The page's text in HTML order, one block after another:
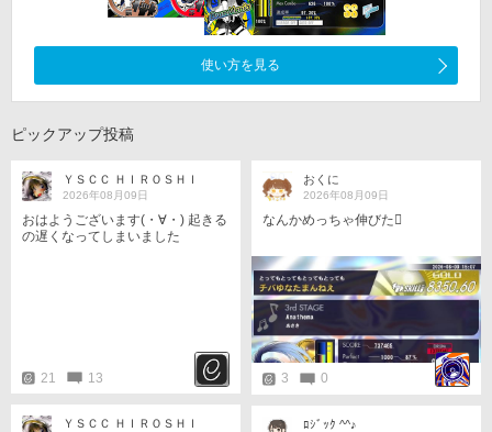
使い方を見る
ピックアップ投稿
ＹＳＣＣ ＨＩＲＯＳＨＩ
2026年08月09日
おはようございます(・∀・) 起きる
の遅くなってしまいました
21 13
おくに
2026年08月09日
なんかめっちゃ伸びた󾍐
3 0
ＹＳＣＣ ＨＩＲＯＳＨＩ ﾛｼﾞｯｸ ^^♪